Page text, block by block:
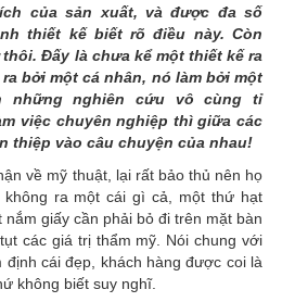
của sản xuất, và được đa số
thiết kế biết rõ điều này. Còn
Đấy là chưa kể một thiết kế ra
bởi một cá nhân, nó làm bởi một
những nghiên cứu vô cùng tỉ
việc chuyên nghiệp thì giữa các
thiệp vào câu chuyện của nhau!
về mỹ thuật, lại rất bảo thủ nên họ
không ra một cái gì cả, một thứ hạt
giấy cần phải bỏ đi trên mặt bàn
các giá trị thẩm mỹ. Nói chung với
định cái đẹp, khách hàng được coi là
không biết suy nghĩ.